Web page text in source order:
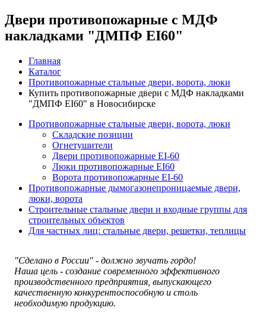
Двери противопожарные с МДФ
накладками "ДМПФ EI60"
Главная
Каталог
Противопожарные стальные двери, ворота, люки
Купить противопожарные двери с МДФ накладками
"ДМПФ EI60" в Новосибирске
Противопожарные стальные двери, ворота, люки
Складские позиции
Огнетушители
Двери противопожарные EI-60
Люки противопожарные EI60
Ворота противопожарные EI-60
Противопожарные дымогазонепроницаемые двери,
люки, ворота
Строительные стальные двери и входные группы для
строительных объектов
Для частных лиц: стальные двери, решетки, теплицы
"Сделано в России" - должно звучать гордо!
Наша цель - создание современного эффективного
производственного предприятия, выпускающего
качественную конкурентоспособную и столь
необходимую продукцию.